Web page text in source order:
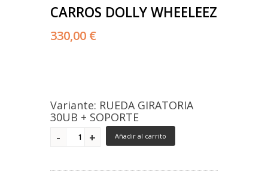
CARROS DOLLY WHEELEEZ
330,00 €
Variante: RUEDA GIRATORIA
30UB + SOPORTE
Añadir al carrito